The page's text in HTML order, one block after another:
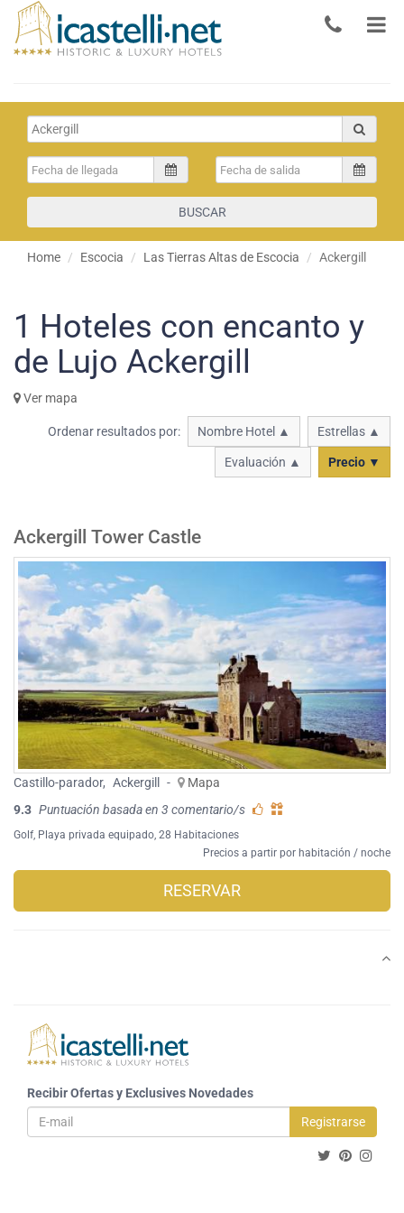
BUSCAR
Home Escocia Las Tierras Altas de Escocia Ackergill
1 Hoteles con encanto y
de Lujo Ackergill
Ver mapa
Ordenar resultados por: Nombre Hotel ▲ Estrellas ▲
Evaluación ▲ Precio ▼
Ackergill Tower Castle
Castillo-parador, Ackergill -
Mapa
9.3 Puntuación basada en 3 comentario/s
Golf Playa privada equipado , 28 Habitaciones
Precios a partir por habitación / noche
RESERVAR
Recibir Ofertas y Exclusives Novedades
Registrarse